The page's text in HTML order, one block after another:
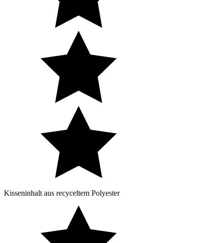
Kisseninhalt aus recyceltem Polyester